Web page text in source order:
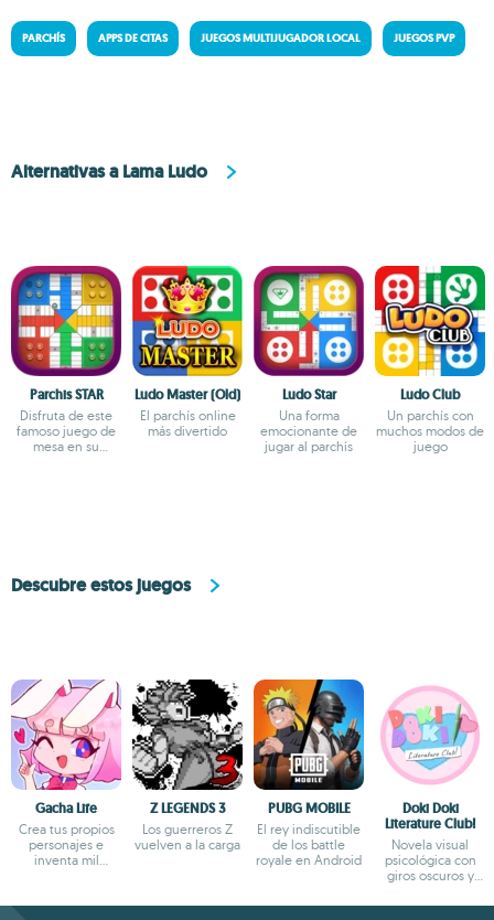
PARCHÍS APPS DE CITAS JUEGOS MULTIJUGADOR LOCAL JUEGOS PVP
Alternativas a Lama Ludo
Parchis STAR
Disfruta de este
famoso juego de
mesa en su
Ludo Master (Old)
El parchís online
más divertido
Ludo Star
Una forma
emocionante de
jugar al parchís
Ludo Club
Un parchís con
muchos modos de
juego
Descubre estos juegos
Gacha Life
Crea tus propios
personajes e
inventa mil
Z LEGENDS 3
Los guerreros Z
vuelven a la carga
PUBG MOBILE
El rey indiscutible
de los battle
royale en Android
Doki Doki
Literature Club!
Novela visual
psicológica con
giros oscuros y